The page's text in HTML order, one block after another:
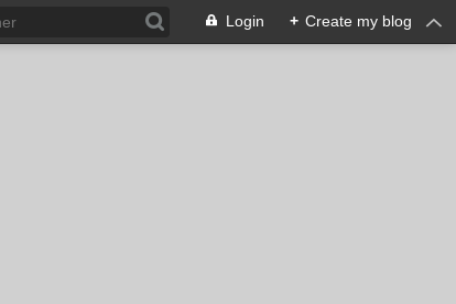
Login + Create my blog